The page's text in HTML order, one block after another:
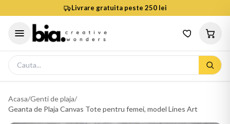
Livrare gratuita peste 250 lei
Acasa/Genti de plaja/
Geanta de Plaja Canvas Tote pentru femei, model Lines Art